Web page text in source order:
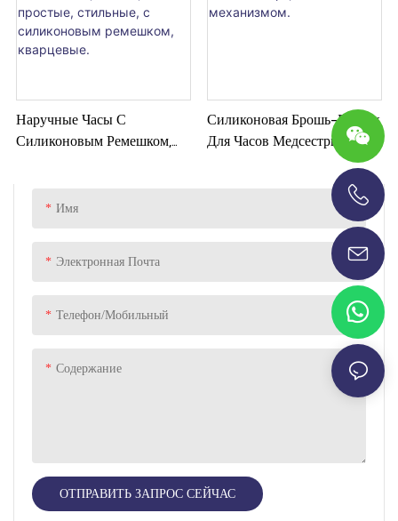
Имя
Электронная Почта
Телефон/Мобильный
Содержание
ОТПРАВИТЬ ЗАПРОС СЕЙЧАС
Наручные Часы С
Силиконовым Ремешком,
Простые, Стильные, С
Силиконовая Брошь-Брелок
Для Часов Медсестры,
Кварцевым Механизмом.